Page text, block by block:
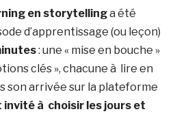
en storytellinga été
d’apprentissage (ou leçon)
: une « mise en bouche »
clés », chacune à lire en
son arrivée sur la plateforme
invité à choisir les jours et